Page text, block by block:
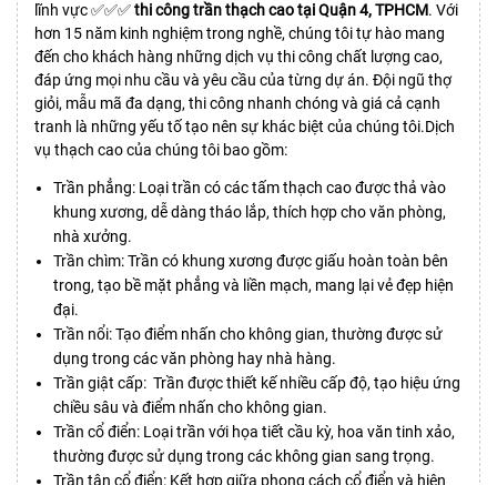
lĩnh vực ✅✅✅thi công trần thạch cao tại Quận 4, TPHCM. Với
hơn 15 năm kinh nghiệm trong nghề, chúng tôi tự hào mang
đến cho khách hàng những dịch vụ thi công chất lượng cao,
đáp ứng mọi nhu cầu và yêu cầu của từng dự án. Đội ngũ thợ
giỏi, mẫu mã đa dạng, thi công nhanh chóng và giá cả cạnh
tranh là những yếu tố tạo nên sự khác biệt của chúng tôi.Dịch
vụ thạch cao của chúng tôi bao gồm:
Trần phẳng: Loại trần có các tấm thạch cao được thả vào
khung xương, dễ dàng tháo lắp, thích hợp cho văn phòng,
nhà xưởng.
Trần chìm: Trần có khung xương được giấu hoàn toàn bên
trong, tạo bề mặt phẳng và liền mạch, mang lại vẻ đẹp hiện
đại.
Trần nổi: Tạo điểm nhấn cho không gian, thường được sử
dụng trong các văn phòng hay nhà hàng.
Trần giật cấp: Trần được thiết kế nhiều cấp độ, tạo hiệu ứng
chiều sâu và điểm nhấn cho không gian.
Trần cổ điển: Loại trần với họa tiết cầu kỳ, hoa văn tinh xảo,
thường được sử dụng trong các không gian sang trọng.
Trần tân cổ điển: Kết hợp giữa phong cách cổ điển và hiện